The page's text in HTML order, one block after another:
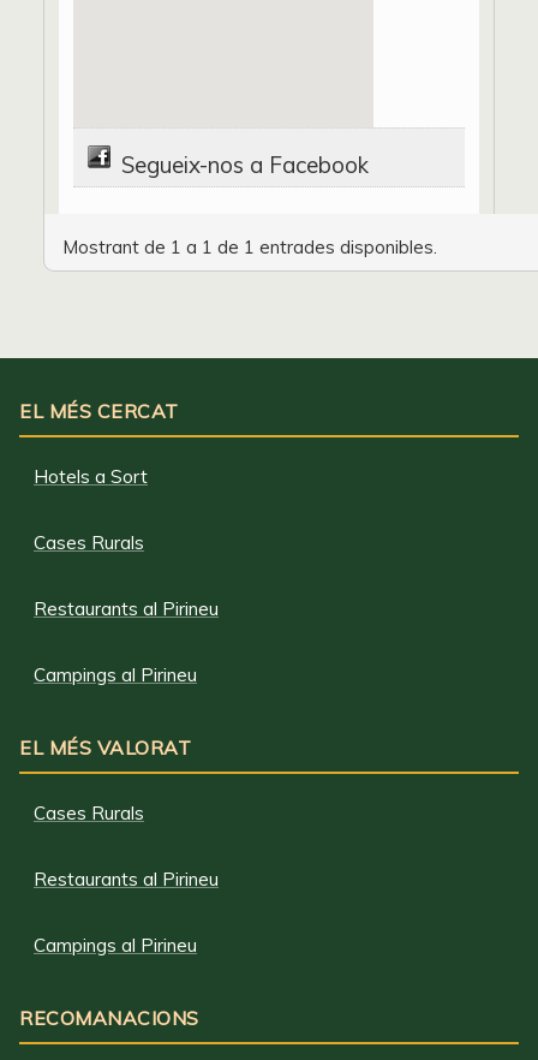
Segueix-nos a Facebook
Mostrant de 1 a 1 de 1 entrades disponibles.
EL MÉS CERCAT
Hotels a Sort
Cases Rurals
Restaurants al Pirineu
Campings al Pirineu
EL MÉS VALORAT
Cases Rurals
Restaurants al Pirineu
Campings al Pirineu
RECOMANACIONS